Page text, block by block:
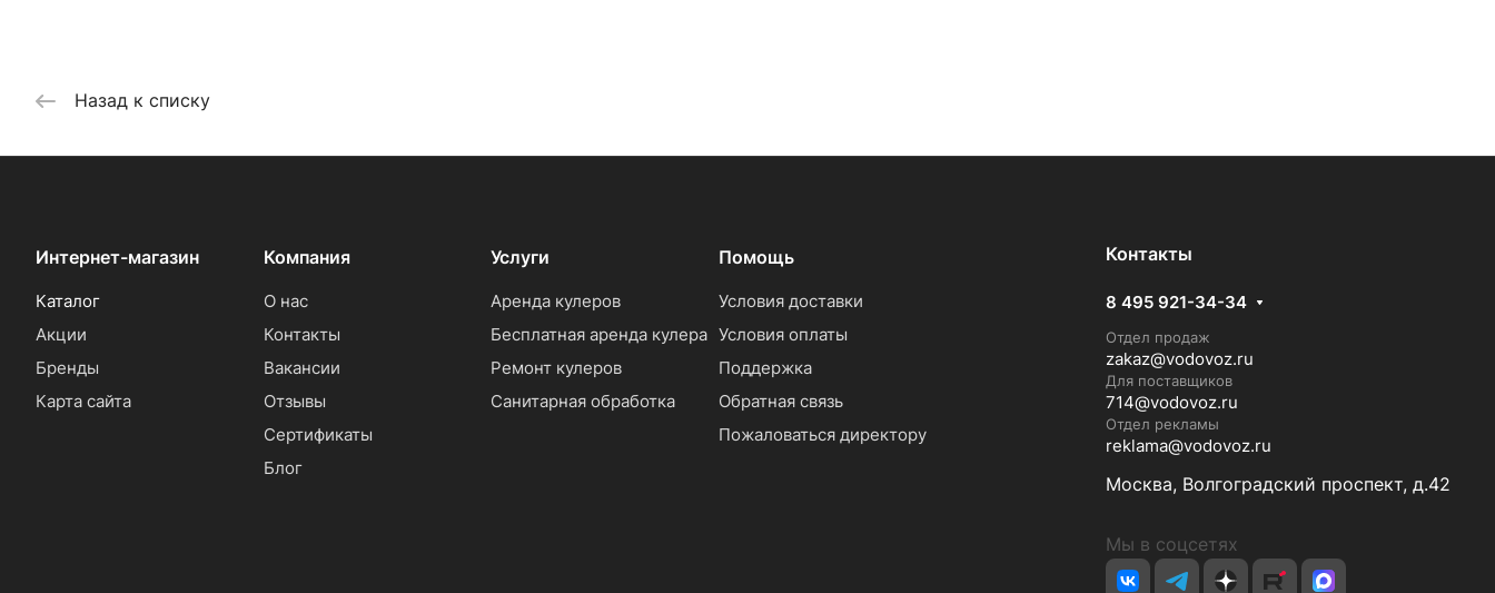
Назад к списку
Интернет-магазин
Каталог
Акции
Бренды
Карта сайта
Компания
О нас
Контакты
Вакансии
Отзывы
Сертификаты
Блог
Услуги
Аренда кулеров
Бесплатная аренда кулера
Ремонт кулеров
Санитарная обработка
Помощь
Условия доставки
Условия оплаты
Поддержка
Обратная связь
Пожаловаться директору
Контакты
8 495 921-34-34
Отдел продаж
zakaz@vodovoz.ru
Для поставщиков
714@vodovoz.ru
Отдел рекламы
reklama@vodovoz.ru
Москва, Волгоградский проспект, д.42
Мы в соцсетях